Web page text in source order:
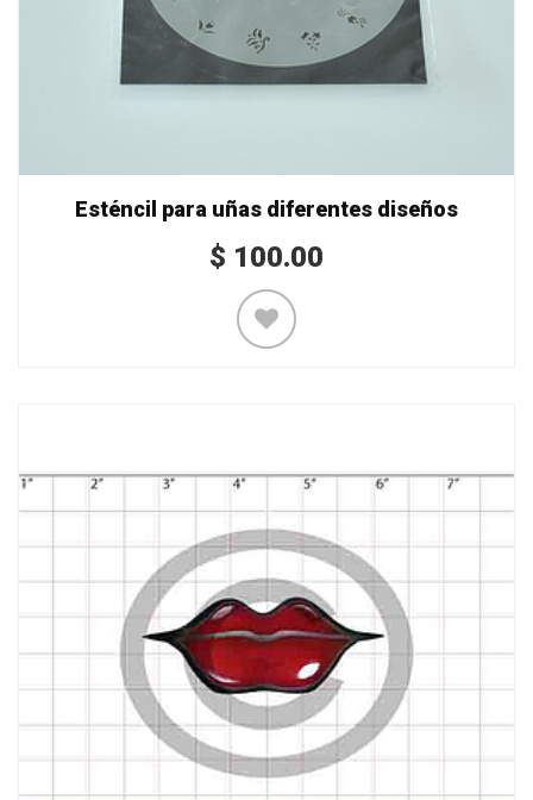
Esténcil para uñas diferentes diseños
$ 100.00